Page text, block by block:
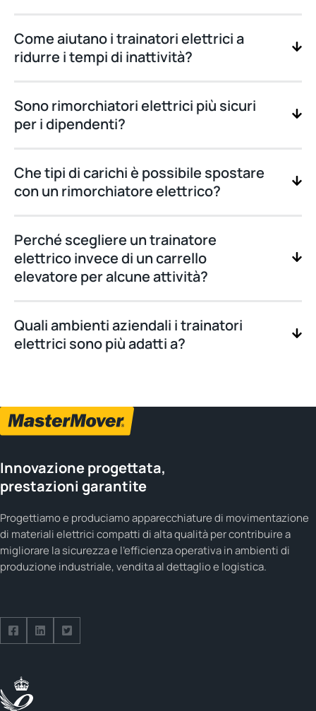
Come aiutano i trainatori elettrici a
ridurre i tempi di inattività?
Sono rimorchiatori elettrici più sicuri
per i dipendenti?
Che tipi di carichi è possibile spostare
con un rimorchiatore elettrico?
Perché scegliere un trainatore
elettrico invece di un carrello
elevatore per alcune attività?
Quali ambienti aziendali i trainatori
elettrici sono più adatti a?
Innovazione progettata,
prestazioni garantite
Progettiamo e produciamo apparecchiature di movimentazione
di materiali elettrici compatti di alta qualità per contribuire a
migliorare la sicurezza e l'efficienza operativa in ambienti di
produzione industriale, vendita al dettaglio e logistica.
Seguici su Facebook
Seguici su LinkedIn
Seguici su Twitter